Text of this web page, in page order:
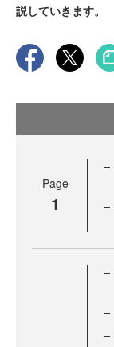
説していきます。
Page
1